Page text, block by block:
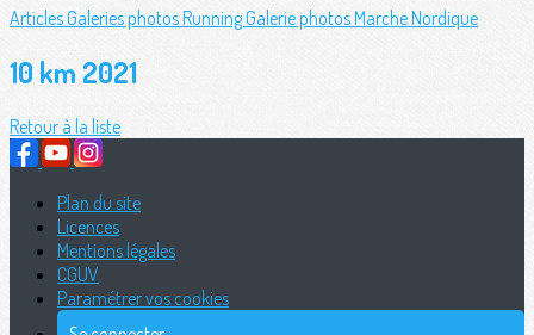
ArticlesGaleries photos RunningGalerie photos Marche Nordique
10 km 2021
Retour à la liste
Plan du site
Licences
Mentions légales
CGUV
Paramétrer vos cookies